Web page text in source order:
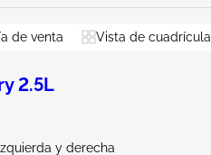
de venta Vista de cuadrícula
2.5L
y derecha